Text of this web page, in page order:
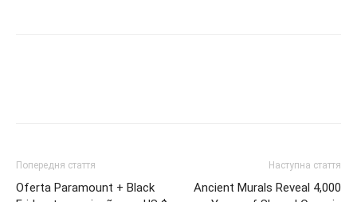
Попередня стаття
Oferta Paramount + Black
Наступна стаття
Ancient Murals Reveal 4,000